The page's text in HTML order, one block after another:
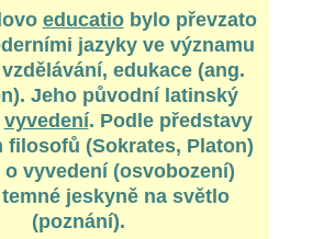
educatiobylo převzato
jazyky ve významu
edukace (ang.
Jeho původní latinský
vyvedení. Podle představy
filosofů (Sokrates, Platon)
o vyvedení (osvobození)
jeskyně na světlo
(poznání).